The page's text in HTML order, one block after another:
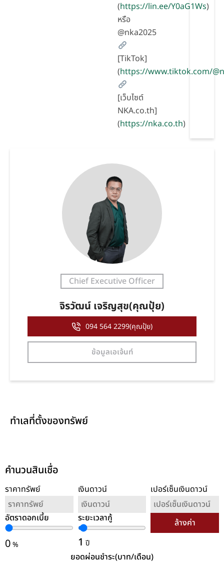
(https://lin.ee/Y0aG1Ws)
หรือ
@nka2025
[TikTok]
(https://www.tiktok.com/
[เว็บไซต์
NKA.co.th]
(https://nka.co.th)
Chief Executive Officer
จิรวัฒน์ เจริญสุข(คุณปุ้ย)
094 564 2299(คุณปุ้ย)
ข้อมูลเอเจ้นท์
ทำเลที่ตั้งของทรัพย์
คำนวนสินเชื่อ
ราคาทรัพย์ เงินดาวน์ เปอร์เซ็นเงินดาวน์
อัตราดอกเบี้ย
0%
ระยะเวลากู้
1 ปี
ล้างค่า
ยอดผ่อนชำระ(บาท/เดือน)